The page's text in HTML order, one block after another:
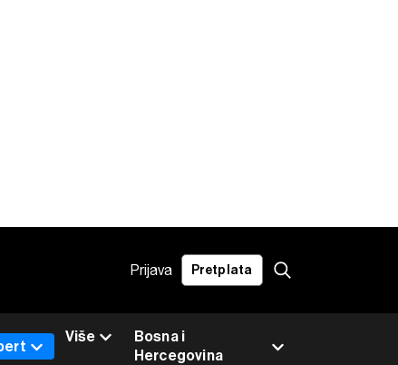
Prijava Pretplata
Bosna i
Hercegovina
Više